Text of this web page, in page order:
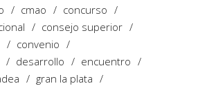
cmao
concurso
consejo superior
convenio
desarrollo
encuentro
gran la plata